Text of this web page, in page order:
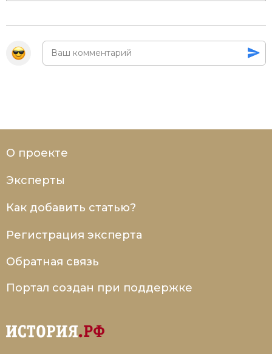
О проекте
Эксперты
Как добавить статью?
Регистрация эксперта
Обратная связь
Портал создан при поддержке